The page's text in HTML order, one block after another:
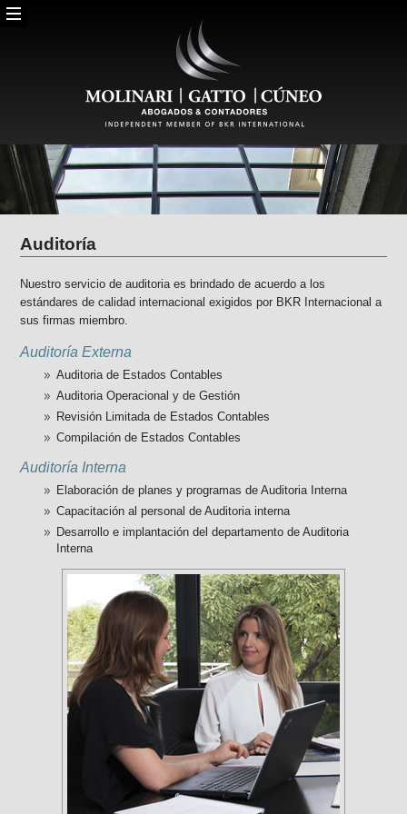
Auditoría
Nuestro servicio de auditoria es brindado de acuerdo a los
estándares de calidad internacional exigidos por BKR Internacional a
sus firmas miembro.
Auditoría Externa
Auditoria de Estados Contables
Auditoria Operacional y de Gestión
Revisión Limitada de Estados Contables
Compilación de Estados Contables
Auditoría Interna
Elaboración de planes y programas de Auditoria Interna
Capacitación al personal de Auditoria interna
Desarrollo e implantación del departamento de Auditoria
Interna